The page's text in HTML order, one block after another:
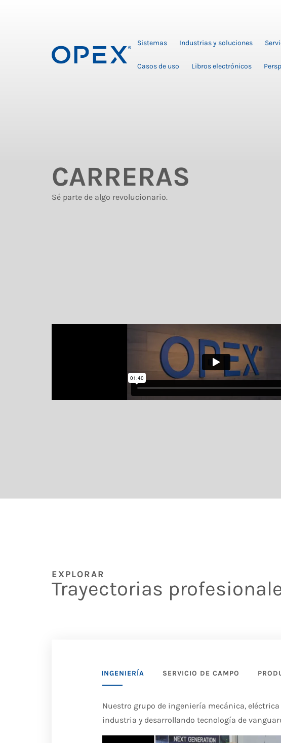
Sistemas Industrias y soluciones
Casos de uso Libros electrónicos
CARRERAS
Sé parte de algo revolucionario.
EXPLORAR
Trayectorias
INGENIERÍA SERVICIO DE CAMPO
Nuestro grupo de ingeniería mecánica,
industria y desarrollando tecnología de